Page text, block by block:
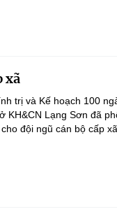
xã
trị và Kế hoạch 100
KH&CN Lạng Sơn đã
đội ngũ cán bộ cấp